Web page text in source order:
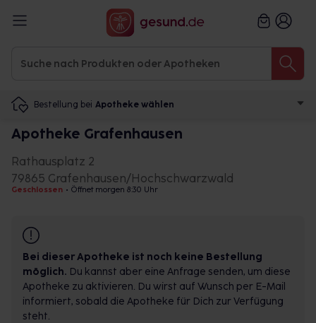
Bestellung bei Apotheke wählen
Apotheke Grafenhausen
Rathausplatz 2
79865 Grafenhausen/Hochschwarzwald
Geschlossen • Öffnet morgen 8:30 Uhr
Bei dieser Apotheke ist noch keine Bestellung
möglich. Du kannst aber eine Anfrage senden, um diese
Apotheke zu aktivieren. Du wirst auf Wunsch per E-Mail
informiert, sobald die Apotheke für Dich zur Verfügung
steht.